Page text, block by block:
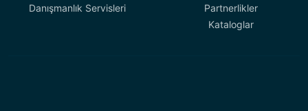
Danışmanlık Servisleri
Partnerlikler
Kataloglar